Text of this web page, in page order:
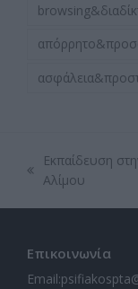
previous
Εκπαίδευση
Αλίμου
Επικοινωνία
Email: